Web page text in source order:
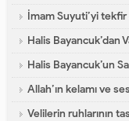
İmam Suyuti’yi
Halis Bayancuk’dan
Halis Bayancuk’un
Allah’ın kelamı ve
Velilerin ruhlarının